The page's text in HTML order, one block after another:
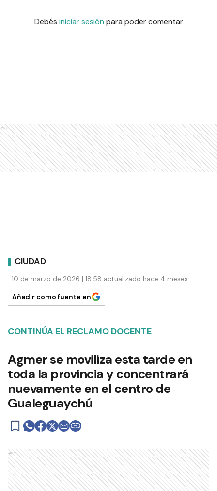
Debés iniciar sesión para poder comentar
Ads
CIUDAD
10 de marzo de 2026 | 18:58 actualizado hace 4 meses
Añadir como fuente en
CONTINÚA EL RECLAMO DOCENTE
Agmer se moviliza esta tarde en
toda la provincia y concentrará
nuevamente en el centro de
Gualeguaychú
Ads